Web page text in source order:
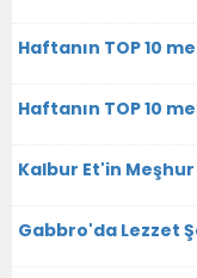
Haftanın TOP 10
Haftanın TOP 10
Kalbur Et'in
Gabbro'da Lezzet